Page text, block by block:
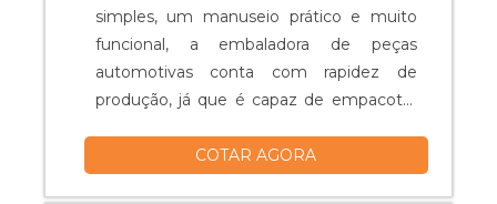
simples, um manuseio prático e muito
funcional, a embaladora de peças
automotivas conta com rapidez de
produção, já que é capaz de empacotar
Dessa forma, o equipamento pode
COTAR AGORA